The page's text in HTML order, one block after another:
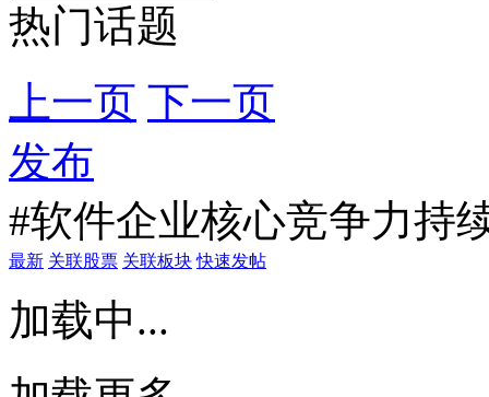
热门话题
上一页 下一页
发布
#软件企业核心竞争力持
最新 关联股票 关联板块 快速发帖
加载中...